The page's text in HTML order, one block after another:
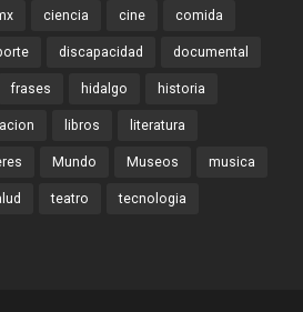
ciencia cine comida
discapacidad documental
frases hidalgo historia
libros literatura
Mundo Museos musica
teatro tecnologia